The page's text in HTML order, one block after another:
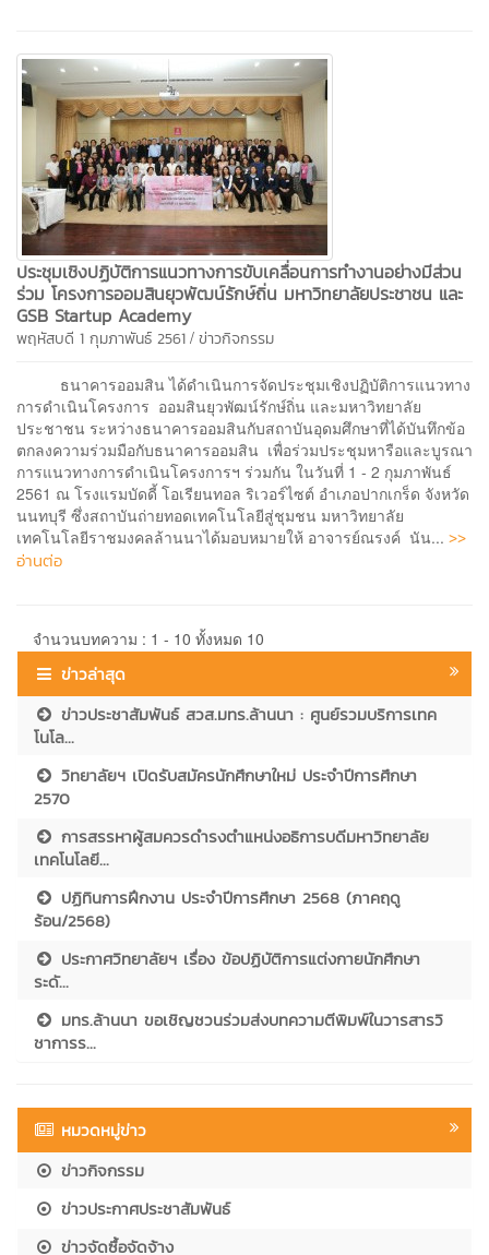
ประชุมเชิงปฏิบัติการแนวทางการขับเคลื่อนการทำงานอย่างมีส่วน
ร่วม โครงการออมสินยุวพัฒน์รักษ์ถิ่น มหาวิทยาลัยประชาชน และ
GSB Startup Academy
พฤหัสบดี 1 กุมภาพันธ์ 2561 / ข่าวกิจกรรม
ธนาคารออมสิน ได้ดำเนินการจัดประชุมเชิงปฏิบัติการแนวทาง
การดำเนินโครงการ ออมสินยุวพัฒน์รักษ์ถิ่น และมหาวิทยาลัย
ประชาชน ระหว่างธนาคารออมสินกับสถาบันอุดมศึกษาที่ได้บันทึกข้อ
ตกลงความร่วมมือกับธนาคารออมสิน เพื่อร่วมประชุมหารือและบูรณา
การแนวทางการดำเนินโครงการฯ ร่วมกัน ในวันที่ 1 - 2 กุมภาพันธ์
2561 ณ โรงแรมบัดดี้ โอเรียนทอล ริเวอร์ไซต์ อำเภอปากเกร็ด จังหวัด
นนทบุรี ซึ่งสถาบันถ่ายทอดเทคโนโลยีสู่ชุมชน มหาวิทยาลัย
เทคโนโลยีราชมงคลล้านนาได้มอบหมายให้ อาจารย์ณรงค์ นัน... >>
อ่านต่อ
จำนวนบทความ : 1 - 10 ทั้งหมด 10
ข่าวล่าสุด
ข่าวประชาสัมพันธ์ สวส.มทร.ล้านนา : ศูนย์รวมบริการเทค
โนโล...
วิทยาลัยฯ เปิดรับสมัครนักศึกษาใหม่ ประจำปีการศึกษา
2570
การสรรหาผู้สมควรดำรงตำแหน่งอธิการบดีมหาวิทยาลัย
เทคโนโลยี...
ปฏิทินการฝึกงาน ประจำปีการศึกษา 2568 (ภาคฤดู
ร้อน/2568)
ประกาศวิทยาลัยฯ เรื่อง ข้อปฏิบัติการแต่งกายนักศึกษา
ระดั...
มทร.ล้านนา ขอเชิญชวนร่วมส่งบทความตีพิมพ์ในวารสารวิ
ชาการร...
หมวดหมู่ข่าว
ข่าวกิจกรรม
ข่าวประกาศประชาสัมพันธ์
ข่าวจัดซื้อจัดจ้าง